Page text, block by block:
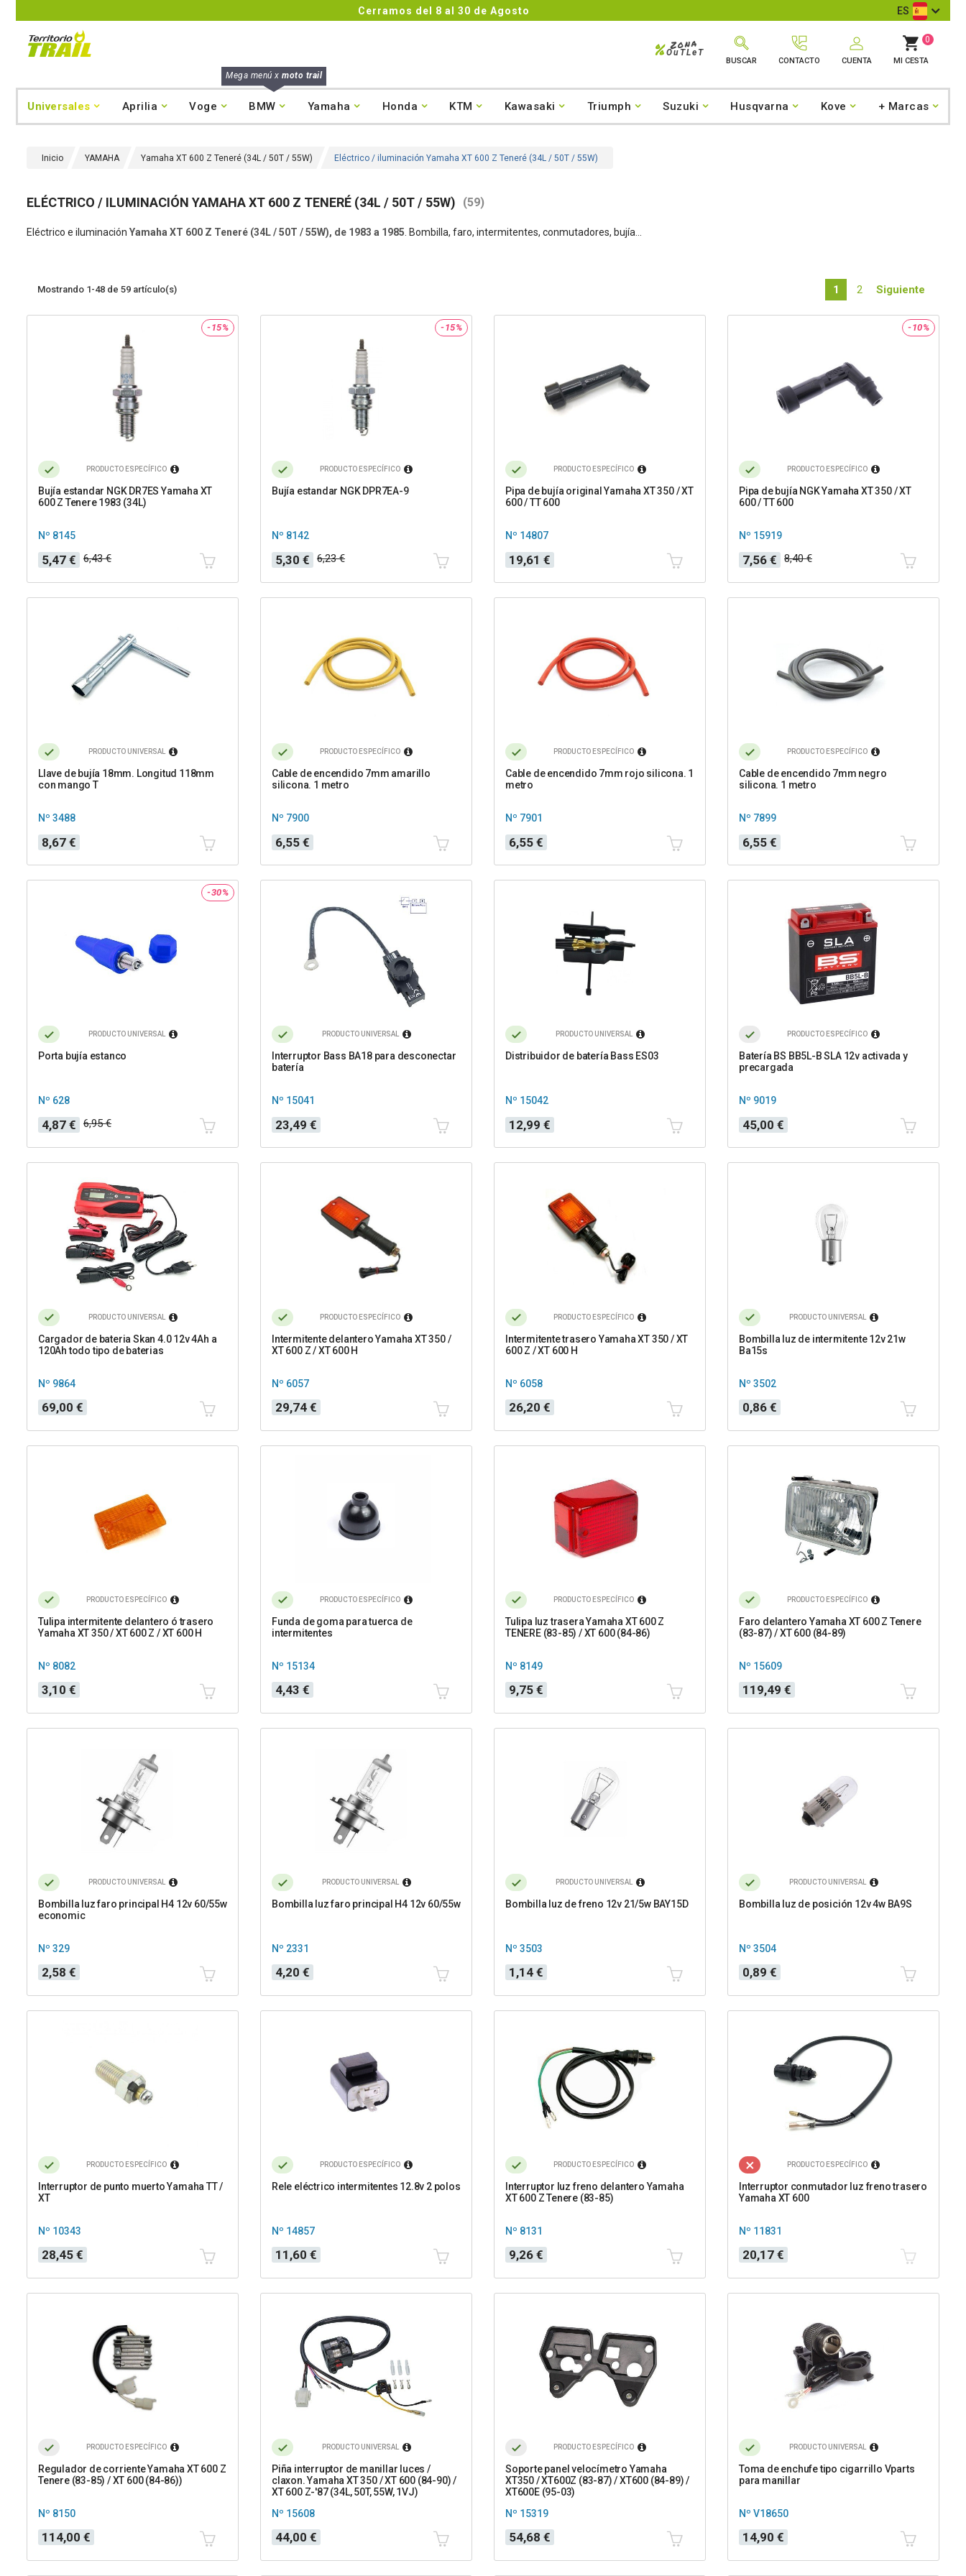
Cerramos del 8 al 30 de Agosto ES
Zona
%OuTLeT
BUSCAR CONTACTO CUENTA
0
MI CESTA
Mega menú x moto trail
Universales Aprilia Voge BMW Yamaha Honda KTM Kawasaki Triumph Suzuki Husqvarna Kove + Marcas
Inicio YAMAHA Yamaha XT 600 Z Teneré (34L / 50T / 55W) Eléctrico / iluminación Yamaha XT 600 Z Teneré (34L / 50T / 55W)
ELÉCTRICO / ILUMINACIÓN YAMAHA XT 600 Z TENERÉ (34L / 50T / 55W) (59)
Eléctrico e iluminación Yamaha XT 600 Z Teneré (34L / 50T / 55W), de 1983 a 1985 . Bombilla, faro, intermitentes, conmutadores, bujía...
Mostrando 1-48 de 59 artículo(s) 1 2 Siguiente
-15%
PRODUCTO ESPECÍFICO
Bujía estandar NGK DR7ES Yamaha XT
600 Z Tenere 1983 (34L)
Nº 8145
Precio
5,47 €
Precio
base
6,43 €
-15%
PRODUCTO ESPECÍFICO
Bujía estandar NGK DPR7EA-9
Nº 8142
Precio
5,30 €
Precio
base
6,23 €
PRODUCTO ESPECÍFICO
Pipa de bujía original Yamaha XT 350 / XT
600 / TT 600
Nº 14807
Precio
19,61 €
-10%
PRODUCTO ESPECÍFICO
Pipa de bujía NGK Yamaha XT 350 / XT
600 / TT 600
Nº 15919
Precio
7,56 €
Precio
base
8,40 €
PRODUCTO UNIVERSAL
Llave de bujía 18mm. Longitud 118mm
con mango T
Nº 3488
Precio
8,67 €
PRODUCTO ESPECÍFICO
Cable de encendido 7mm amarillo
silicona. 1 metro
Nº 7900
Precio
6,55 €
PRODUCTO ESPECÍFICO
Cable de encendido 7mm rojo silicona. 1
metro
Nº 7901
Precio
6,55 €
PRODUCTO ESPECÍFICO
Cable de encendido 7mm negro
silicona. 1 metro
Nº 7899
Precio
6,55 €
-30%
PRODUCTO UNIVERSAL
Porta bujía estanco
Nº 628
Precio
4,87 €
Precio
base
6,95 €
PRODUCTO UNIVERSAL
Interruptor Bass BA18 para desconectar
batería
Nº 15041
Precio
23,49 €
PRODUCTO UNIVERSAL
Distribuidor de batería Bass ES03
Nº 15042
Precio
12,99 €
PRODUCTO ESPECÍFICO
Batería BS BB5L-B SLA 12v activada y
precargada
Nº 9019
Precio
45,00 €
PRODUCTO UNIVERSAL
Cargador de bateria Skan 4.0 12v 4Ah a
120Ah todo tipo de baterias
Nº 9864
Precio
69,00 €
PRODUCTO ESPECÍFICO
Intermitente delantero Yamaha XT 350 /
XT 600 Z / XT 600 H
Nº 6057
Precio
29,74 €
PRODUCTO ESPECÍFICO
Intermitente trasero Yamaha XT 350 / XT
600 Z / XT 600 H
Nº 6058
Precio
26,20 €
PRODUCTO UNIVERSAL
Bombilla luz de intermitente 12v 21w
Ba15s
Nº 3502
Precio
0,86 €
PRODUCTO ESPECÍFICO
Tulipa intermitente delantero ó trasero
Yamaha XT 350 / XT 600 Z / XT 600 H
Nº 8082
Precio
3,10 €
PRODUCTO ESPECÍFICO
Funda de goma para tuerca de
intermitentes
Nº 15134
Precio
4,43 €
PRODUCTO ESPECÍFICO
Tulipa luz trasera Yamaha XT 600 Z
TENERE (83-85) / XT 600 (84-86)
Nº 8149
Precio
9,75 €
PRODUCTO ESPECÍFICO
Faro delantero Yamaha XT 600 Z Tenere
(83-87) / XT 600 (84-89)
Nº 15609
Precio
119,49 €
PRODUCTO UNIVERSAL
Bombilla luz faro principal H4 12v 60/55w
economic
Nº 329
Precio
2,58 €
PRODUCTO UNIVERSAL
Bombilla luz faro principal H4 12v 60/55w
Nº 2331
Precio
4,20 €
PRODUCTO UNIVERSAL
Bombilla luz de freno 12v 21/5w BAY15D
Nº 3503
Precio
1,14 €
PRODUCTO UNIVERSAL
Bombilla luz de posición 12v 4w BA9S
Nº 3504
Precio
0,89 €
PRODUCTO ESPECÍFICO
Interruptor de punto muerto Yamaha TT /
XT
Nº 10343
Precio
28,45 €
PRODUCTO ESPECÍFICO
Rele eléctrico intermitentes 12.8v 2 polos
Nº 14857
Precio
11,60 €
PRODUCTO ESPECÍFICO
Interruptor luz freno delantero Yamaha
XT 600 Z Tenere (83-85)
Nº 8131
Precio
9,26 €
PRODUCTO ESPECÍFICO
Interruptor conmutador luz freno trasero
Yamaha XT 600
Nº 11831
Precio
20,17 €
PRODUCTO ESPECÍFICO
Regulador de corriente Yamaha XT 600 Z
Tenere (83-85) / XT 600 (84-86))
Nº 8150
Precio
114,00 €
PRODUCTO UNIVERSAL
Piña interruptor de manillar luces /
claxon. Yamaha XT 350 / XT 600 (84-90) /
XT 600 Z-'87 (34L, 50T, 55W, 1VJ)
Nº 15608
Precio
44,00 €
PRODUCTO ESPECÍFICO
Soporte panel velocímetro Yamaha
XT350 / XT600Z (83-87) / XT600 (84-89) /
XT600E (95-03)
Nº 15319
Precio
54,68 €
PRODUCTO UNIVERSAL
Toma de enchufe tipo cigarrillo Vparts
para manillar
Nº V18650
Precio
14,90 €